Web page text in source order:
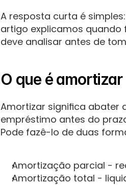
A resposta curta é
artigo explicamos quando
deve analisar antes de
O que é
Amortizar significa abater
empréstimo antes do
Pode fazê-lo de duas
Amortização parcial -
Amortização total -